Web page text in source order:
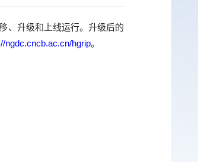
、升级和上线运行。升级后的
ngdc.cncb.ac.cn/hgrip。